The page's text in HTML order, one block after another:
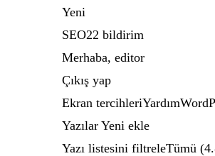
Yeni
SEO22 bildirim
Merhaba, editor
Çıkış yap
Ekran
Yazılar Yeni ekle
Yazı listesini filtreleTümü